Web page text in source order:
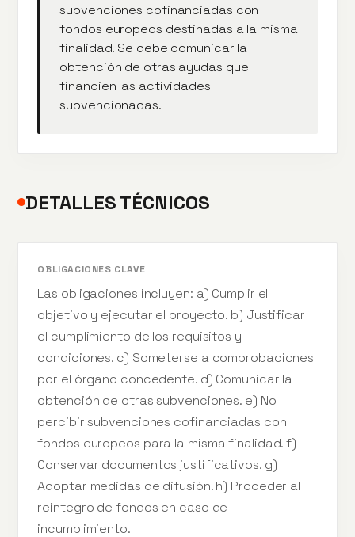
subvenciones cofinanciadas con
fondos europeos destinadas a la misma
finalidad. Se debe comunicar la
obtención de otras ayudas que
financien las actividades
subvencionadas.
DETALLES TÉCNICOS
OBLIGACIONES CLAVE
Las obligaciones incluyen: a) Cumplir el
objetivo y ejecutar el proyecto. b) Justificar
el cumplimiento de los requisitos y
condiciones. c) Someterse a comprobaciones
por el órgano concedente. d) Comunicar la
obtención de otras subvenciones. e) No
percibir subvenciones cofinanciadas con
fondos europeos para la misma finalidad. f)
Conservar documentos justificativos. g)
Adoptar medidas de difusión. h) Proceder al
reintegro de fondos en caso de
incumplimiento.